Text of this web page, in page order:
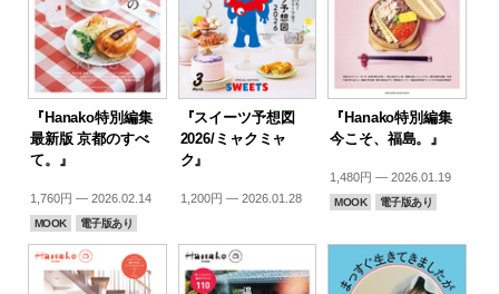
『Hanako特別編集
最新版 京都のすべ
て。』
1,760円 — 2026.02.14
MOOK 電子版あり
『スイーツ予想図
2026/ミャクミャ
ク』
1,200円 — 2026.01.28
『Hanako特別編集
今こそ、福島。』
1,480円 — 2026.01.19
MOOK 電子版あり